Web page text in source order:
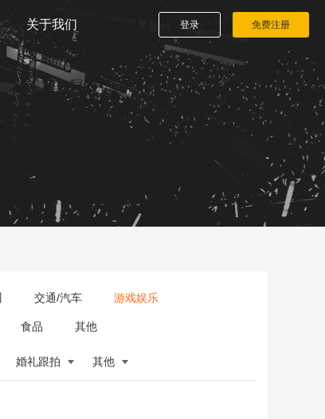
关于我们 登录 免费注册
交通/汽车 游戏娱乐
食品 其他
婚礼跟拍 其他